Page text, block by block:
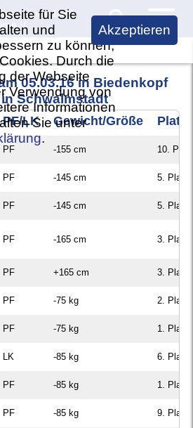
05.03.16 in Biedenkopf
Schwalmstadt
PF/LK Gewicht/Größe
PF -155 cm 10. Platz
PF -145 cm 5. Platz
PF -145 cm 5. Platz
PF -165 cm 3. Platz
PF +165 cm 3. Platz
PF -75 kg 2. Platz
PF -75 kg 1. Platz
LK -85 kg 6. Platz
PF -85 kg 1. Platz
PF -85 kg 9. Platz
1889
e.V.
TSG
des Vorstandes
der Zeiten
Echo
für Kampfsportler
für Sie
und
zu können,
Durch die
der Webseite
Verwendung von
Informationen
Sie unter
.
Akzeptieren